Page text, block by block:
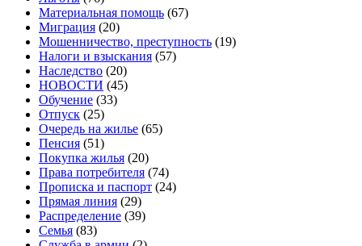
Материальная помощь (67)
Миграция (20)
Мошенничество, преступность (19)
Налоги и взыскания (57)
Наследство (20)
НОВОСТИ (45)
Обучение (33)
Отпуск (25)
Очередь на жилье (65)
Пенсия (51)
Покупка жилья (20)
Права потребителя (74)
Прописка и паспорт (24)
Прямая линия (29)
Распределение (39)
Семья (83)